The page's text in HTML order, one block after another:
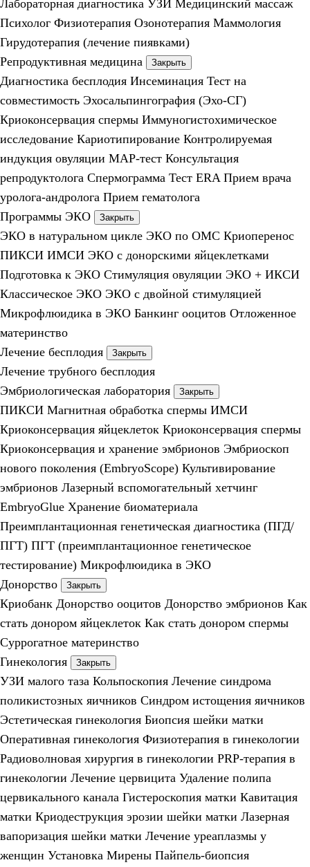
Лабораторная диагностика УЗИ Медицинский массаж
Психолог Физиотерапия Озонотерапия Маммология
Гирудотерапия (лечение пиявками)
Репродуктивная медицина
Закрыть
Диагностика бесплодия Инсеминация Тест на
совместимость Эхосальпингография (Эхо-СГ)
Криоконсервация спермы Иммуногистохимическое
исследование Кариотипирование Контролируемая
индукция овуляции МАР-тест Консультация
репродуктолога Спермограмма Тест ERA Прием врача
уролога-андролога Прием гематолога
Программы ЭКО
Закрыть
ЭКО в натуральном цикле ЭКО по ОМС Криоперенос
ПИКСИ ИМСИ ЭКО с донорскими яйцеклетками
Подготовка к ЭКО Стимуляция овуляции ЭКО + ИКСИ
Классическое ЭКО ЭКО с двойной стимуляцией
Микрофлюидика в ЭКО Банкинг ооцитов Отложенное
материнство
Лечение бесплодия
Закрыть
Лечение трубного бесплодия
Эмбриологическая лаборатория
Закрыть
ПИКСИ Магнитная обработка спермы ИМСИ
Криоконсервация яйцеклеток Криоконсервация спермы
Криоконсервация и хранение эмбрионов Эмбриоскоп
нового поколения (EmbryoScope) Культивирование
эмбрионов Лазерный вспомогательный хетчинг
EmbryoGlue Хранение биоматериала
Преимплантационная генетическая диагностика (ПГД/
ПГТ) ПГТ (преимплантационное генетическое
тестирование) Микрофлюидика в ЭКО
Донорство
Закрыть
Криобанк Донорство ооцитов Донорство эмбрионов Как
стать донором яйцеклеток Как стать донором спермы
Суррогатное материнство
Гинекология
Закрыть
УЗИ малого таза Кольпоскопия Лечение синдрома
поликистозных яичников Синдром истощения яичников
Эстетическая гинекология Биопсия шейки матки
Оперативная гинекология Физиотерапия в гинекологии
Радиоволновая хирургия в гинекологии PRP-терапия в
гинекологии Лечение цервицита Удаление полипа
цервикального канала Гистероскопия матки Кавитация
матки Криодеструкция эрозии шейки матки Лазерная
вапоризация шейки матки Лечение уреаплазмы у
женщин Установка Мирены Пайпель-биопсия